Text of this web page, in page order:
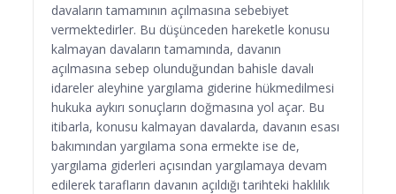
davaların tamamının açılmasına sebebiyet
vermektedirler. Bu düşünceden hareketle konusu
kalmayan davaların tamamında, davanın
açılmasına sebep olunduğundan bahisle davalı
idareler aleyhine yargılama giderine hükmedilmesi
hukuka aykırı sonuçların doğmasına yol açar. Bu
itibarla, konusu kalmayan davalarda, davanın esası
bakımından yargılama sona ermekte ise de,
yargılama giderleri açısından yargılamaya devam
edilerek tarafların davanın açıldığı tarihteki haklılık